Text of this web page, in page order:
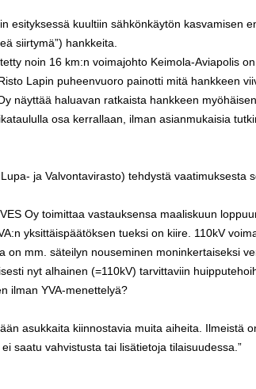
esityksessä kuultiin sähkönkäytön kasvamisen
siirtymä”) hankkeita.
noin 16 km:n voimajohto Keimola-Aviapolis
Lapin puheenvuoro painotti mitä hankkeen
näyttää haluavan ratkaista hankkeen
osa kerrallaan, ilman asianmukaisia
ja Valvontavirasto) tehdystä vaatimuksesta
Oy toimittaa vastauksensa maaliskuun
yksittäispäätöksen tueksi on kiire. 110kV
mm. säteilyn nouseminen moninkertaiseksi
nyt alhainen (=110kV) tarvittaviin
ilman YVA-menettelyä?
asukkaita kiinnostavia muita aiheita. Ilmeistä
saatu vahvistusta tai lisätietoja tilaisuudessa.”